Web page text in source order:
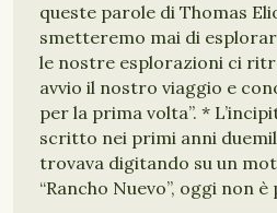
queste parole di Thomas
smetteremo mai di
le nostre esplorazioni ci
avvio il nostro viaggio e
per la prima volta”. *
scritto nei primi anni
trovava digitando su un
“Rancho Nuevo”, oggi non è